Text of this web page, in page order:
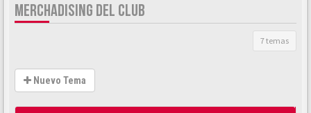
MERCHADISING DEL CLUB
7 temas
Nuevo Tema